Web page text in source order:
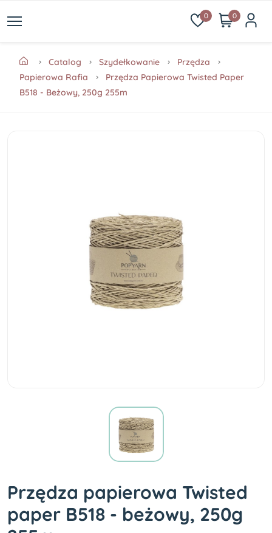
0 0
Catalog Szydełkowanie
Przędza
Papierowa Rafia
Przędza Papierowa Twisted Paper
B518 - Beżowy, 250g 255m
Przędza papierowa Twisted
paper B518 - beżowy, 250g